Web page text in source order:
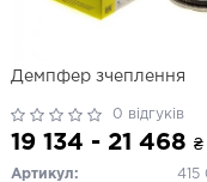
Демпфер зчеплення
0 відгуків
19 134 - 21 468 ₴
Артикул:
415